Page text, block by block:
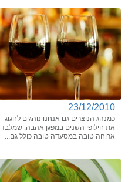
23/12/2010
כמנהג הנוצרים גם אנחנו נוהגים לחגוג
את חילופי השנים במפגן אהבה, שמלבד
ארוחה טובה במסעדה טובה כולל גם...